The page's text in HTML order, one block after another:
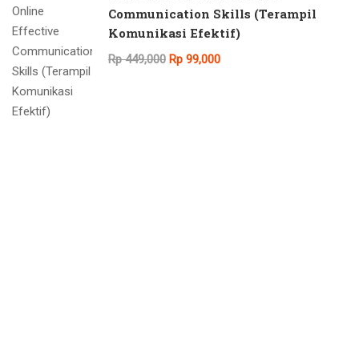
Communication Skills (Terampil
Komunikasi Efektif)
Rp 449,000 Rp 99,000